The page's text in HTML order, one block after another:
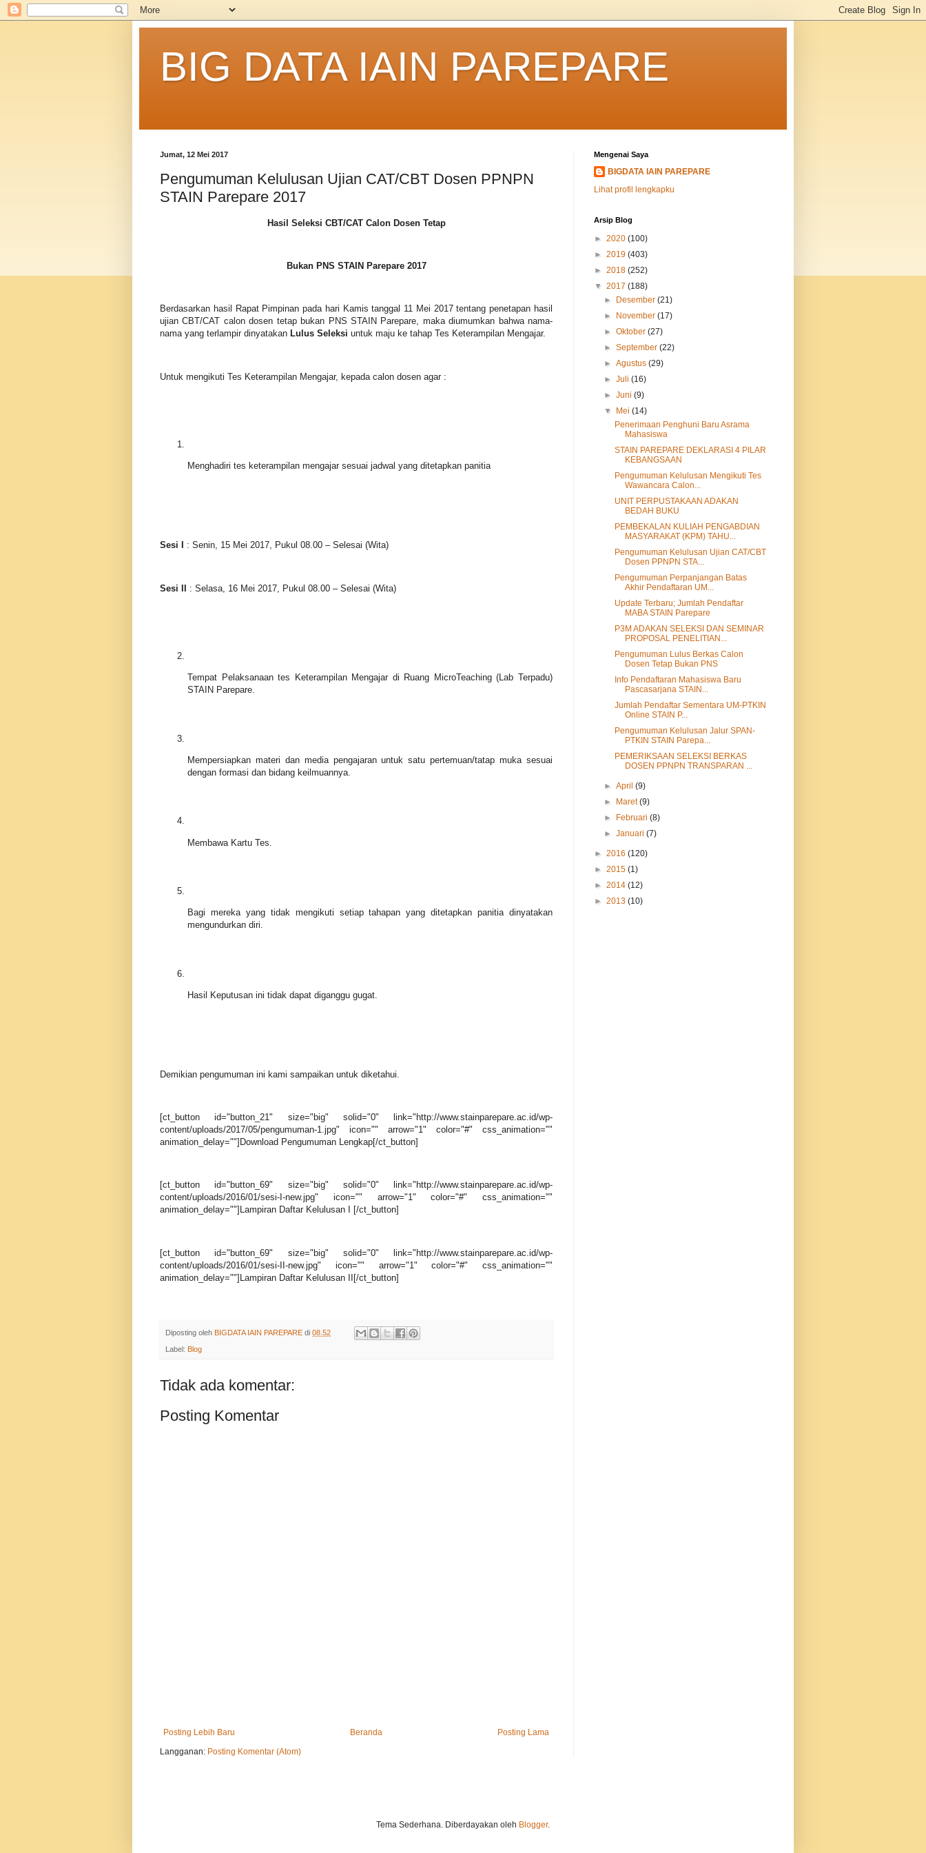
BIG DATA IAIN PAREPARE
Jumat, 12 Mei 2017
Pengumuman Kelulusan Ujian CAT/CBT Dosen PPNPN
STAIN Parepare 2017
Hasil Seleksi CBT/CAT Calon Dosen Tetap
Bukan PNS STAIN Parepare 2017
Berdasarkan hasil Rapat Pimpinan pada hari Kamis tanggal 11 Mei 2017 tentang penetapan hasil
ujian CBT/CAT calon dosen tetap bukan PNS STAIN Parepare, maka diumumkan bahwa nama-
nama yang terlampir dinyatakan Lulus Seleksi untuk maju ke tahap Tes Keterampilan Mengajar.
Untuk mengikuti Tes Keterampilan Mengajar, kepada calon dosen agar :
Menghadiri tes keterampilan mengajar sesuai jadwal yang ditetapkan panitia
Sesi I : Senin, 15 Mei 2017, Pukul 08.00 – Selesai (Wita)
Sesi II : Selasa, 16 Mei 2017, Pukul 08.00 – Selesai (Wita)
Tempat Pelaksanaan tes Keterampilan Mengajar di Ruang MicroTeaching (Lab Terpadu)
STAIN Parepare.
Mempersiapkan materi dan media pengajaran untuk satu pertemuan/tatap muka sesuai
dengan formasi dan bidang keilmuannya.
Membawa Kartu Tes.
Bagi mereka yang tidak mengikuti setiap tahapan yang ditetapkan panitia dinyatakan
mengundurkan diri.
Hasil Keputusan ini tidak dapat diganggu gugat.
Demikian pengumuman ini kami sampaikan untuk diketahui.
[ct_button id="button_21" size="big" solid="0" link="http://www.stainparepare.ac.id/wp-
content/uploads/2017/05/pengumuman-1.jpg" icon="" arrow="1" color="#" css_animation=""
animation_delay=""]Download Pengumuman Lengkap[/ct_button]
[ct_button id="button_69" size="big" solid="0" link="http://www.stainparepare.ac.id/wp-
content/uploads/2016/01/sesi-I-new.jpg" icon="" arrow="1" color="#" css_animation=""
animation_delay=""]Lampiran Daftar Kelulusan I [/ct_button]
[ct_button id="button_69" size="big" solid="0" link="http://www.stainparepare.ac.id/wp-
content/uploads/2016/01/sesi-II-new.jpg" icon="" arrow="1" color="#" css_animation=""
animation_delay=""]Lampiran Daftar Kelulusan II[/ct_button]
Diposting oleh BIGDATA IAIN PAREPARE di 08.52
Label: Blog
Tidak ada komentar:
Posting Komentar
Posting Lebih Baru Posting Lama
Beranda
Langganan: Posting Komentar (Atom)
Mengenai Saya
BIGDATA IAIN PAREPARE
Lihat profil lengkapku
Arsip Blog
► 2020 (100)
► 2019 (403)
► 2018 (252)
▼ 2017 (188)
►
Desember(21)
►
November(17)
►Oktober(27)
►September(22)
►Agustus(29)
►Juli(16)
►Juni(9)
▼
Mei(14)
Penerimaan Penghuni Baru Asrama
Mahasiswa
STAIN PAREPARE DEKLARASI 4 PILAR
KEBANGSAAN
Pengumuman Kelulusan Mengikuti Tes
Wawancara Calon...
UNIT PERPUSTAKAAN ADAKAN
BEDAH BUKU
PEMBEKALAN KULIAH PENGABDIAN
MASYARAKAT (KPM) TAHU...
Pengumuman Kelulusan Ujian CAT/CBT
Dosen PPNPN STA...
Pengumuman Perpanjangan Batas
Akhir Pendaftaran UM...
Update Terbaru; Jumlah Pendaftar
MABA STAIN Parepare
P3M ADAKAN SELEKSI DAN SEMINAR
PROPOSAL PENELITIAN...
Pengumuman Lulus Berkas Calon
Dosen Tetap Bukan PNS
Info Pendaftaran Mahasiswa Baru
Pascasarjana STAIN...
Jumlah Pendaftar Sementara UM-PTKIN
Online STAIN P...
Pengumuman Kelulusan Jalur SPAN-
PTKIN STAIN Parepa...
PEMERIKSAAN SELEKSI BERKAS
DOSEN PPNPN TRANSPARAN ...
►April(9)
►
Maret(9)
►
Februari(8)
►Januari(7)
► 2016 (120)
► 2015 (1)
► 2014 (12)
► 2013 (10)
Tema Sederhana. Diberdayakan oleh Blogger.